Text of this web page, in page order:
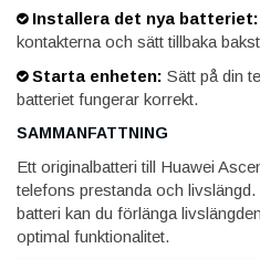
Installera det nya batteriet:
kontakterna och sätt tillbaka
Starta enheten: Sätt på din
batteriet fungerar korrekt.
SAMMANFATTNING
Ett originalbatteri till Huawei
telefons prestanda och
batteri kan du förlänga
optimal funktionalitet.